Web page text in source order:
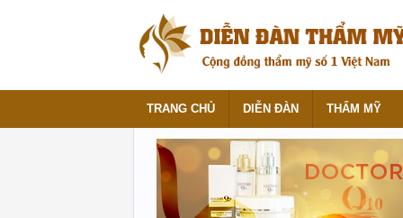
TRANG CHỦ DIỄN ĐÀN THẨM MỸ